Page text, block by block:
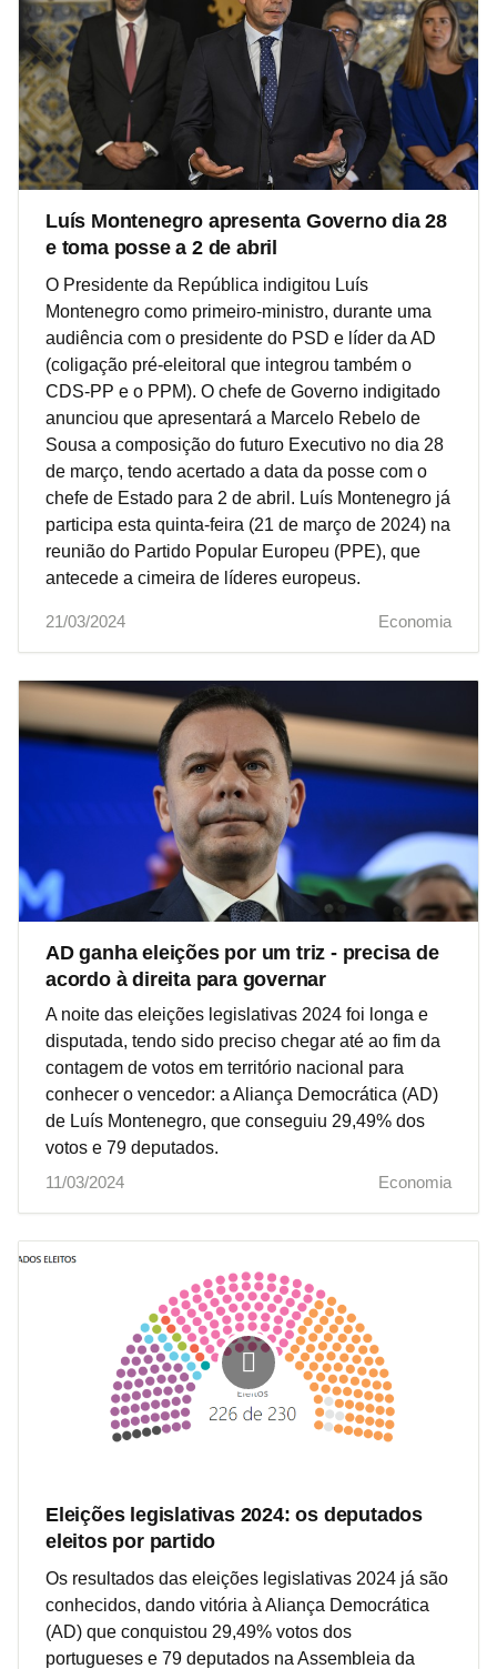
Luís Montenegro apresenta Governo dia 28
e toma posse a 2 de abril
O Presidente da República indigitou Luís
Montenegro como primeiro-ministro, durante uma
audiência com o presidente do PSD e líder da AD
(coligação pré-eleitoral que integrou também o
CDS-PP e o PPM). O chefe de Governo indigitado
anunciou que apresentará a Marcelo Rebelo de
Sousa a composição do futuro Executivo no dia 28
de março, tendo acertado a data da posse com o
chefe de Estado para 2 de abril. Luís Montenegro já
participa esta quinta-feira (21 de março de 2024) na
reunião do Partido Popular Europeu (PPE), que
antecede a cimeira de líderes europeus.
21/03/2024 Economia
AD ganha eleições por um triz - precisa de
acordo à direita para governar
A noite das eleições legislativas 2024 foi longa e
disputada, tendo sido preciso chegar até ao fim da
contagem de votos em território nacional para
conhecer o vencedor: a Aliança Democrática (AD)
de Luís Montenegro, que conseguiu 29,49% dos
votos e 79 deputados.
11/03/2024
Economia
Eleições legislativas 2024: os deputados
eleitos por partido
Os resultados das eleições legislativas 2024 já são
conhecidos, dando vitória à Aliança Democrática
(AD) que conquistou 29,49% votos dos
portugueses e 79 deputados na Assembleia da